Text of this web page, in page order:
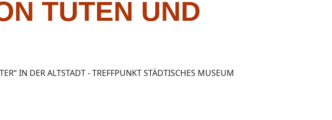
TUTEN UND
IN DER ALTSTADT - TREFFPUNKT STÄDTISCHES MUSEUM